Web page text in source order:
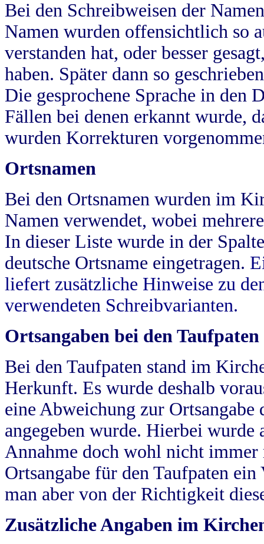
Bei den Schreibweisen der
Namen wurden offensichtlich so
verstanden hat, oder besser
haben. Später dann so
Die gesprochene Sprache in
Fällen bei denen erkannt wurde,
wurden Korrekturen
Ortsnamen
Bei den Ortsnamen wurden im
Namen verwendet, wobei
In dieser Liste wurde in der
deutsche Ortsname eingetragen.
liefert zusätzliche Hinweise zu
verwendeten Schreibvarianten.
Ortsangaben bei den Taufpaten
Bei den Taufpaten stand im
Herkunft. Es wurde deshalb
eine Abweichung zur
angegeben wurde. Hierbei wurde
Annahme doch wohl nicht
Ortsangabe für den Taufpaten
man aber von der Richtigkeit
Zusätzliche Angaben im